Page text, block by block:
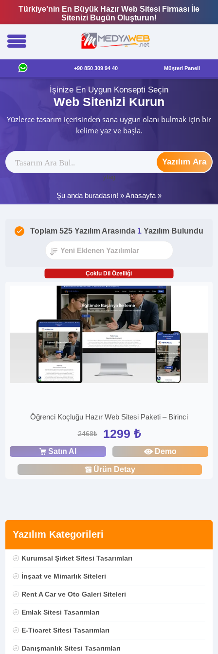
Türkiye'nin En Büyük Hazır Web Sitesi Firması İle
Sitenizi Bugün Oluşturun!
+90 850 309 94 40 Müşteri Paneli
İşinize En Uygun Konsepti Seçin
Web Sitenizi Kurun
Yüzlerce tasarım içerisinden sana uygun olanı bulmak için bir
kelime yaz ve başla.
Yazılım Ara
ytag
Şu anda buradasın! »Anasayfa »
Yazılım Kategorileri
Kurumsal Şirket Sitesi Tasarımları
İnşaat ve Mimarlık Siteleri
Rent A Car ve Oto Galeri Siteleri
Emlak Sitesi Tasarımları
E-Ticaret Sitesi Tasarımları
Danışmanlık Sitesi Tasarımları
Toplam 525 Yazılım Arasında 1 Yazılım Bulundu
Çoklu Dil Özelliği
Öğrenci Koçluğu Hazır Web Sitesi Paketi – Birinci
2468₺ 1299 ₺
Satın Al Demo
Ürün Detay